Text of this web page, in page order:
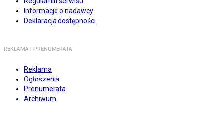
Informacje o nadawcy
Deklaracja dostępności
REKLAMA I PRENUMERATA
Reklama
Ogłoszenia
Prenumerata
Archiwum